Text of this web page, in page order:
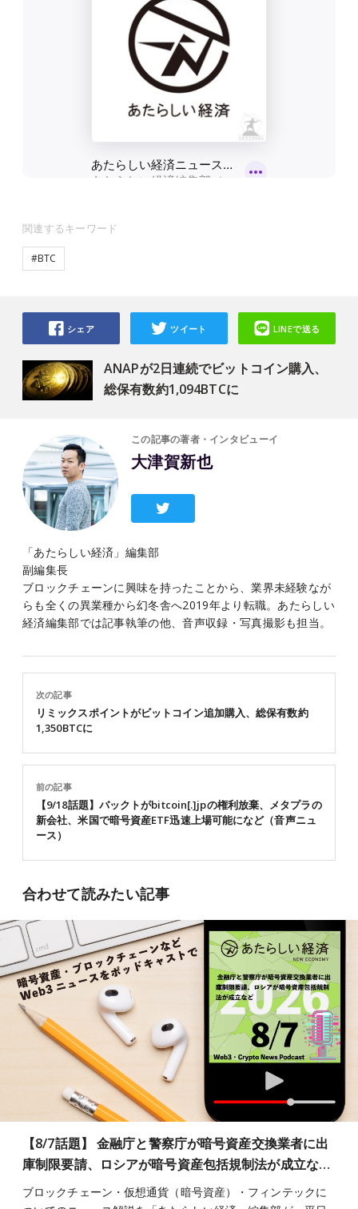
関連するキーワード
#BTC
ANAPが2日連続でビットコイン購入、
総保有数約1,094BTCに
シェア ツイート LINEで送る
この記事の著者・インタビューイ
大津賀新也
「あたらしい経済」編集部
副編集長
ブロックチェーンに興味を持ったことから、業界未経験なが
らも全くの異業種から幻冬舎へ2019年より転職。あたらしい
経済編集部では記事執筆の他、音声収録・写真撮影も担当。
前の記事
【9/18話題】バックトがbitcoin[.]jpの権利放棄、メタプラの
新会社、米国で暗号資産ETF迅速上場可能になど（音声ニュ
ース）
次の記事
リミックスポイントがビットコイン追加購入、総保有数約
1,350BTCに
合わせて読みたい記事
【8/7話題】 金融庁と警察庁が暗号資産交換業者に出
庫制限要請、ロシアが暗号資産包括規制法が成立な…
ブロックチェーン・仮想通貨（暗号資産）・フィンテックに